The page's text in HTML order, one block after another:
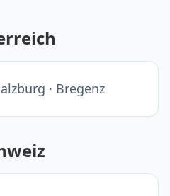
· Bregenz